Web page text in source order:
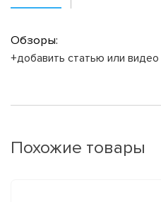
Обзоры:
+добавить статью или видео
Похожие товары